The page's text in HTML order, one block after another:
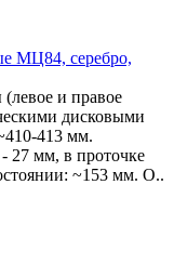
МЦ84, серебро,
и правое
дисковыми
413 мм.
27 мм, в проточке
~153 мм. О..